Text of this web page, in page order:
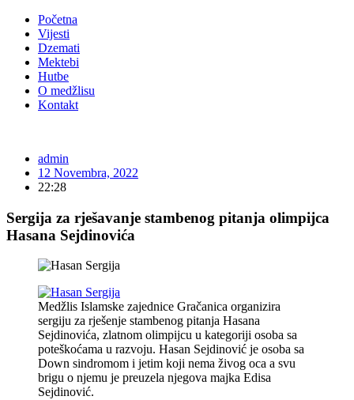
Početna
Vijesti
Dzemati
Mektebi
Hutbe
O medžlisu
Kontakt
admin
12 Novembra, 2022
22:28
Sergija za rješavanje stambenog pitanja olimpijca
Hasana Sejdinovića
Medžlis Islamske zajednice Gračanica organizira
sergiju za rješenje stambenog pitanja Hasana
Sejdinovića, zlatnom olimpijcu u kategoriji osoba sa
poteškoćama u razvoju. Hasan Sejdinović je osoba sa
Down sindromom i jetim koji nema živog oca a svu
brigu o njemu je preuzela njegova majka Edisa
Sejdinović.